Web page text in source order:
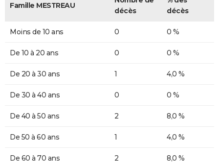
Famille MESTREAU
décès
décès
Moins de 10 ans 0 0 %
De 10 à 20 ans 0 0 %
De 20 à 30 ans 1 4,0 %
De 30 à 40 ans 0 0 %
De 40 à 50 ans 2 8,0 %
De 50 à 60 ans 1 4,0 %
De 60 à 70 ans 2 8,0 %